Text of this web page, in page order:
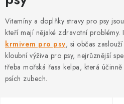
SPORT SE PSEM
BACK ON TRACK
FAQ
VĚRNOSTNÍ PROGRAM
Vitamíny a doplňky stravy pro psy
kteří mají nějaké zdravotní problémy.
krmivem pro psy, si občas
kloubní výživa pro psy, nejrůznější
třeba mořská řasa kelpa, která
psích zubech.